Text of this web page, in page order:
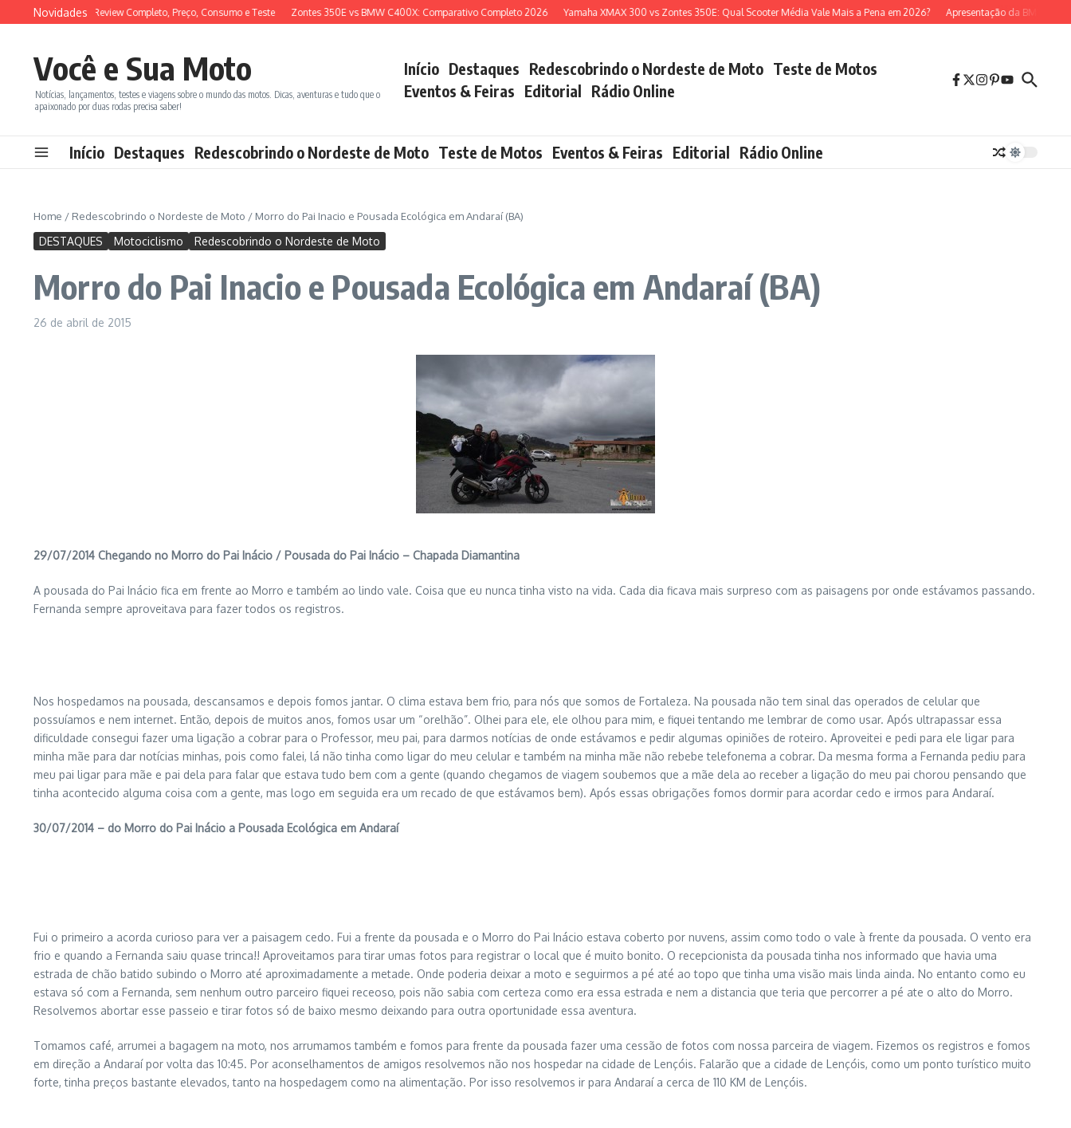
Ir para o conteúdo
Novidades
150 2026: Review Completo, Preço, Consumo e Teste Zontes 350E vs BMW C400X: Comparativo Completo 2026 Yamaha XMAX 300 vs Zontes 350E: Qual Scooter Média Vale Mais a Pena em 2026? Apresentação da BMW R 1300
Você e Sua Moto
Notícias, lançamentos, testes e viagens sobre o mundo das motos. Dicas, aventuras e tudo que o
apaixonado por duas rodas precisa saber!
Início Destaques Redescobrindo o Nordeste de Moto Teste de Motos
Eventos & Feiras Editorial Rádio Online
Início Destaques Redescobrindo o Nordeste de Moto Teste de Motos Eventos & Feiras Editorial Rádio Online
Home / Redescobrindo o Nordeste de Moto / Morro do Pai Inacio e Pousada Ecológica em Andaraí (BA)
DESTAQUES Motociclismo Redescobrindo o Nordeste de Moto
Morro do Pai Inacio e Pousada Ecológica em Andaraí (BA)
26 de abril de 2015
29/07/2014 Chegando no Morro do Pai Inácio / Pousada do Pai Inácio – Chapada Diamantina
A pousada do Pai Inácio fica em frente ao Morro e também ao lindo vale. Coisa que eu nunca tinha visto na vida. Cada dia ficava mais surpreso com as paisagens por onde estávamos passando.
Fernanda sempre aproveitava para fazer todos os registros.
Nos hospedamos na pousada, descansamos e depois fomos jantar. O clima estava bem frio, para nós que somos de Fortaleza. Na pousada não tem sinal das operados de celular que
possuíamos e nem internet. Então, depois de muitos anos, fomos usar um “orelhão”. Olhei para ele, ele olhou para mim, e fiquei tentando me lembrar de como usar. Após ultrapassar essa
dificuldade consegui fazer uma ligação a cobrar para o Professor, meu pai, para darmos notícias de onde estávamos e pedir algumas opiniões de roteiro. Aproveitei e pedi para ele ligar para
minha mãe para dar notícias minhas, pois como falei, lá não tinha como ligar do meu celular e também na minha mãe não rebebe telefonema a cobrar. Da mesma forma a Fernanda pediu para
meu pai ligar para mãe e pai dela para falar que estava tudo bem com a gente (quando chegamos de viagem soubemos que a mãe dela ao receber a ligação do meu pai chorou pensando que
tinha acontecido alguma coisa com a gente, mas logo em seguida era um recado de que estávamos bem). Após essas obrigações fomos dormir para acordar cedo e irmos para Andaraí.
30/07/2014 – do Morro do Pai Inácio a Pousada Ecológica em Andaraí
Fui o primeiro a acorda curioso para ver a paisagem cedo. Fui a frente da pousada e o Morro do Pai Inácio estava coberto por nuvens, assim como todo o vale à frente da pousada. O vento era
frio e quando a Fernanda saiu quase trinca!! Aproveitamos para tirar umas fotos para registrar o local que é muito bonito. O recepcionista da pousada tinha nos informado que havia uma
estrada de chão batido subindo o Morro até aproximadamente a metade. Onde poderia deixar a moto e seguirmos a pé até ao topo que tinha uma visão mais linda ainda. No entanto como eu
estava só com a Fernanda, sem nenhum outro parceiro fiquei receoso, pois não sabia com certeza como era essa estrada e nem a distancia que teria que percorrer a pé ate o alto do Morro.
Resolvemos abortar esse passeio e tirar fotos só de baixo mesmo deixando para outra oportunidade essa aventura.
Tomamos café, arrumei a bagagem na moto, nos arrumamos também e fomos para frente da pousada fazer uma cessão de fotos com nossa parceira de viagem. Fizemos os registros e fomos
em direção a Andaraí por volta das 10:45. Por aconselhamentos de amigos resolvemos não nos hospedar na cidade de Lençóis. Falarão que a cidade de Lençóis, como um ponto turístico muito
forte, tinha preços bastante elevados, tanto na hospedagem como na alimentação. Por isso resolvemos ir para Andaraí a cerca de 110 KM de Lençóis.